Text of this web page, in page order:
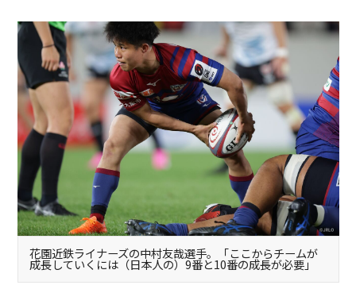
花園近鉄ライナーズの中村友哉選手。「ここからチームが
成長していくには（日本人の）9番と10番の成長が必要」